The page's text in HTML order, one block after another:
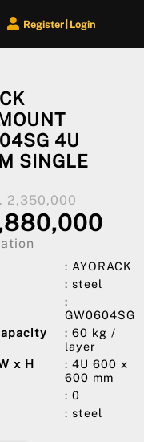
Register Login
4U
SINGLE
2,350,000
: AYORACK
: steel
:
GW0604SG
: 60 kg /
layer
x H
: 4U 600 x
600 mm
: 0
: steel